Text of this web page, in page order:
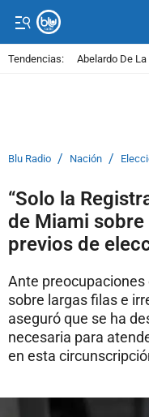
Tendencias: Abelardo De
Blu Radio / Nación /
“Solo la
de Miami
previos de
Ante
sobre largas filas e
aseguró que se ha
necesaria para
en esta